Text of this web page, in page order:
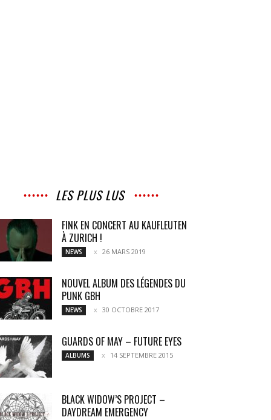
LES PLUS LUS
FINK EN CONCERT AU KAUFLEUTEN
À ZURICH !
NEWS 26 MARS 2019
NOUVEL ALBUM DES LÉGENDES DU
PUNK GBH
NEWS 30 OCTOBRE 2017
GUARDS OF MAY – FUTURE EYES
ALBUMS 14 SEPTEMBRE 2015
BLACK WIDOW’S PROJECT –
DAYDREAM EMERGENCY